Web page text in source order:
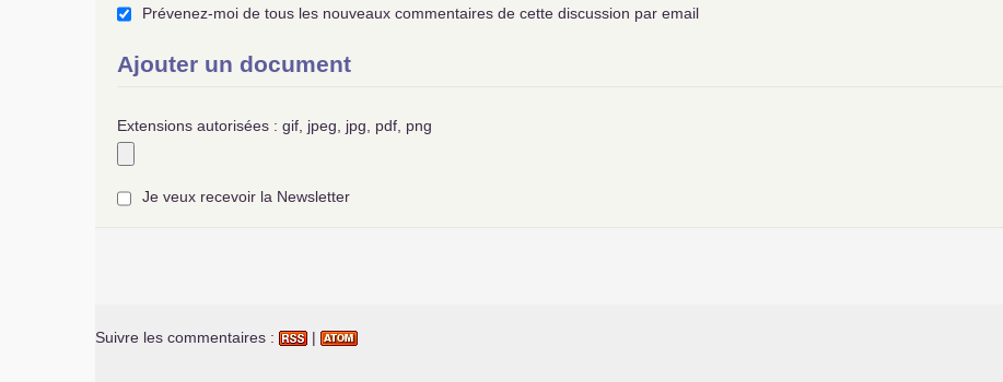
Prévenez-moi de tous les nouveaux commentaires de cette discussion par email
Ajouter un document
Extensions autorisées : gif, jpeg, jpg, pdf, png
Je veux recevoir la Newsletter
Suivre les commentaires : |